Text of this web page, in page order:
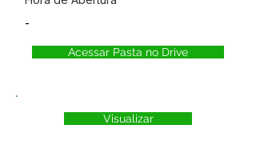
-
Acessar Pasta no Drive
Visualizar